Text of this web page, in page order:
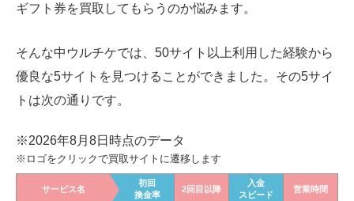
ギフト券を買取してもらうのか悩みます。
そんな中ウルチケでは、50サイト以上利用した経験から
優良な5サイトを見つけることができました。その5サイ
トは次の通りです。
※2026年8月8日時点のデータ
※ロゴをクリックで買取サイトに遷移します
サービス名
初回
換金率
2回目以降
入金
スピード
営業時間